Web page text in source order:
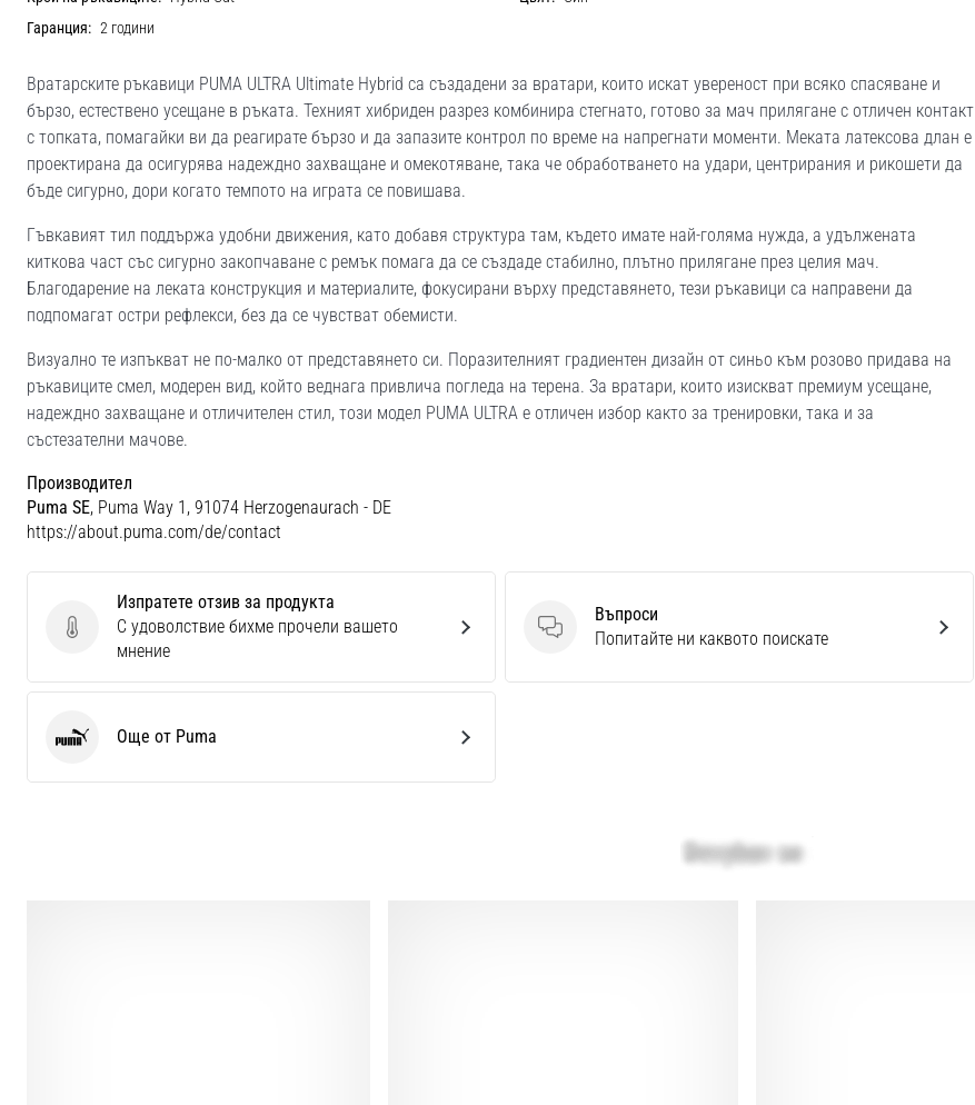
Гаранция: 2 години
Вратарските ръкавици PUMA ULTRA Ultimate Hybrid са създадени за вратари, които искат увереност при всяко спасяване и
бързо, естествено усещане в ръката. Техният хибриден разрез комбинира стегнато, готово за мач прилягане с отличен контакт
с топката, помагайки ви да реагирате бързо и да запазите контрол по време на напрегнати моменти. Меката латексова длан е
проектирана да осигурява надеждно захващане и омекотяване, така че обработването на удари, центрирания и рикошети да
бъде сигурно, дори когато темпото на играта се повишава.
Гъвкавият тил поддържа удобни движения, като добавя структура там, където имате най-голяма нужда, а удължената
киткова част със сигурно закопчаване с ремък помага да се създаде стабилно, плътно прилягане през целия мач.
Благодарение на леката конструкция и материалите, фокусирани върху представянето, тези ръкавици са направени да
подпомагат остри рефлекси, без да се чувстват обемисти.
Визуално те изпъкват не по-малко от представянето си. Поразителният градиентен дизайн от синьо към розово придава на
ръкавиците смел, модерен вид, който веднага привлича погледа на терена. За вратари, които изискват премиум усещане,
надеждно захващане и отличителен стил, този модел PUMA ULTRA е отличен избор както за тренировки, така и за
състезателни мачове.
Производител
Puma SE, Puma Way 1, 91074 Herzogenaurach - DE
https://about.puma.com/de/contact
Изпратете отзив за продукта
Изпратете отзив за продукта
С удоволствие бихме прочели вашето
мнение
Въпроси
Въпроси
Попитайте ни каквото поискате
Puma Още от Puma